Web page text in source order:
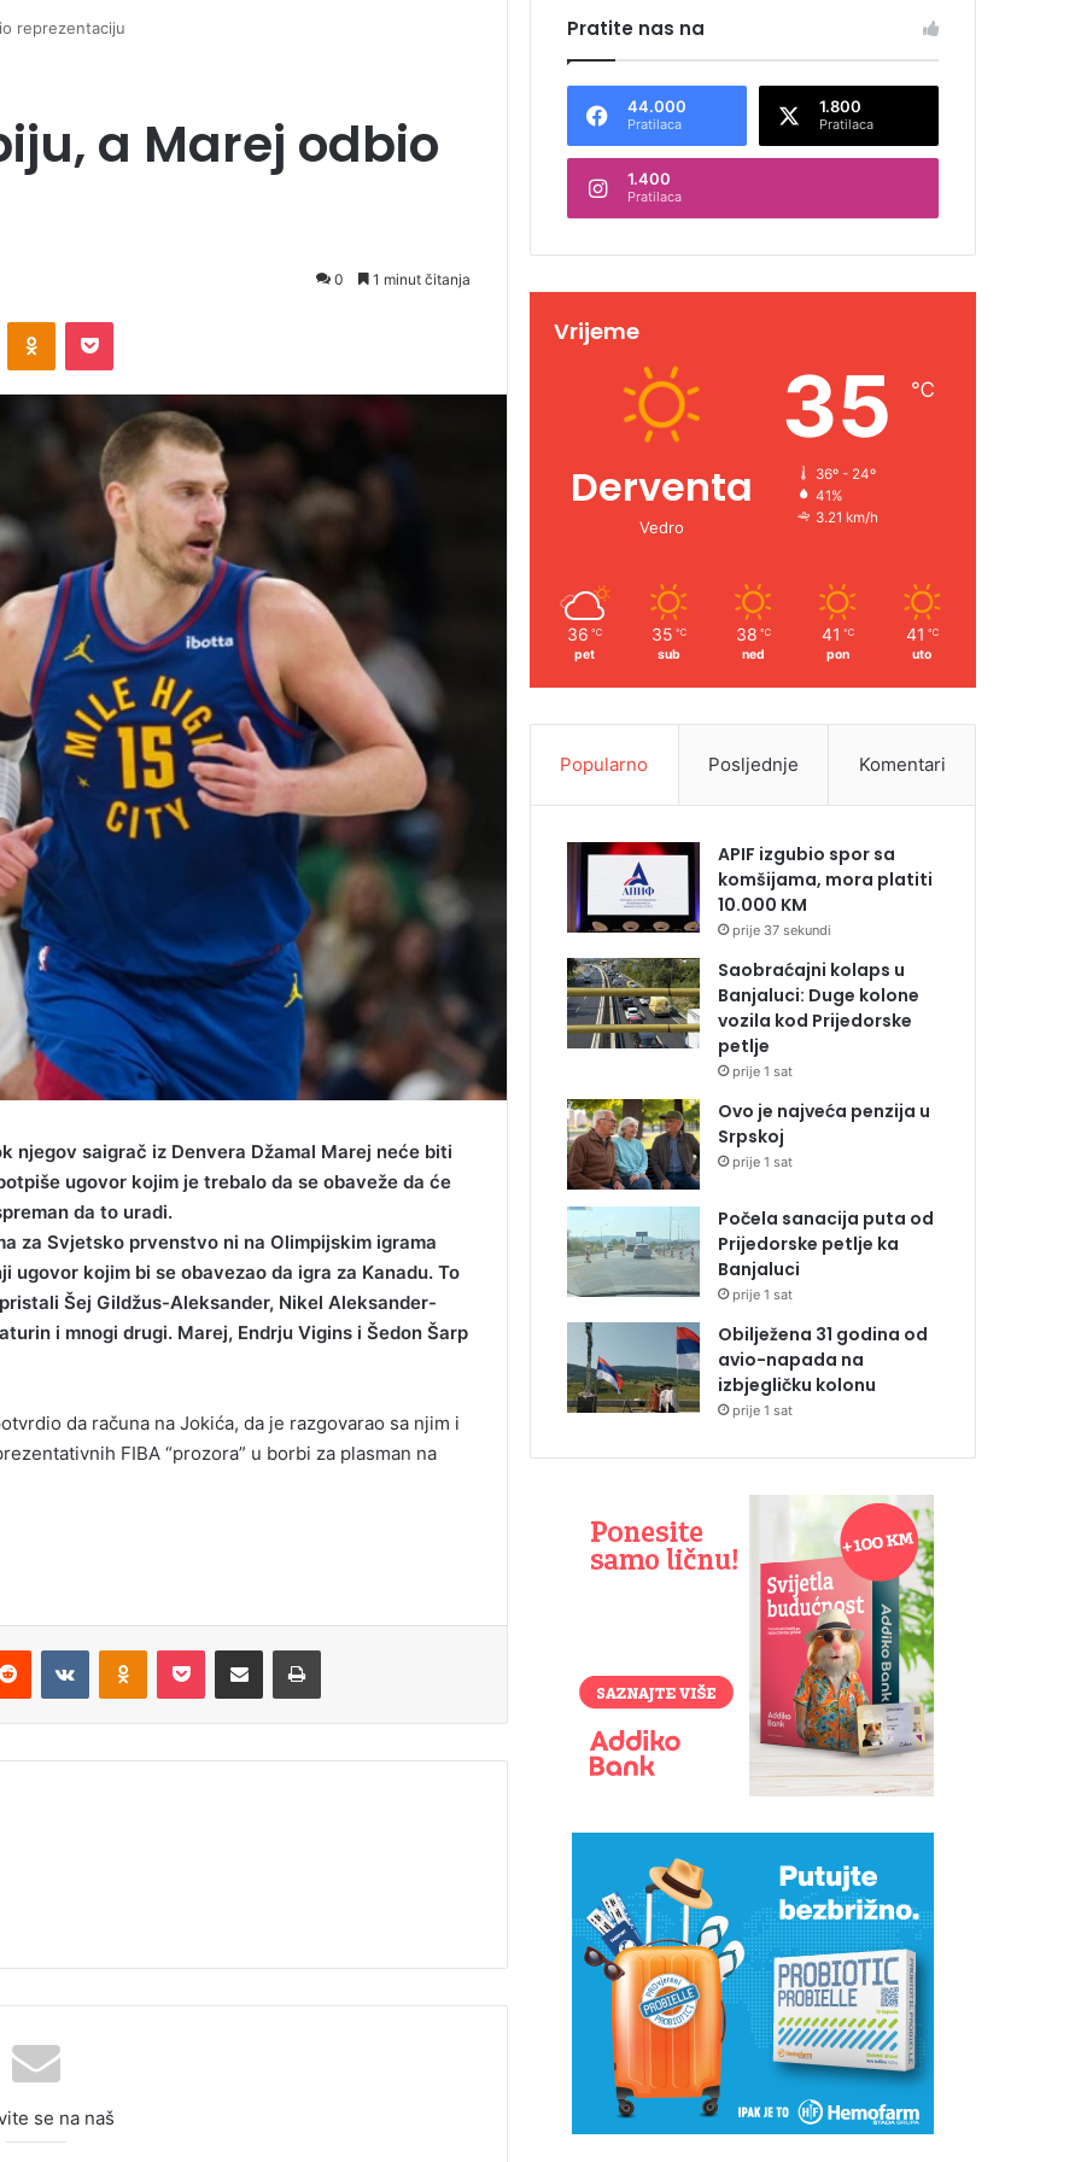
reprezentaciju
a Marej odbio
0 1 minut čitanja
njegov saigrač iz Denvera Džamal Marej neće biti
ugovor kojim je trebalo da se obaveže da će
da to uradi.
za Svjetsko prvenstvo ni na Olimpijskim igrama
kojim bi se obavezao da igra za Kanadu. To
Šej Gildžus-Aleksander, Nikel Aleksander-
i mnogi drugi. Marej, Endrju Vigins i Šedon Šarp
da računa na Jokića, da je razgovarao sa njim i
FIBA “prozora” u borbi za plasman na
se na naš
Pratite nas na
44.000
Pratilaca
1.800
Pratilaca
1.400
Pratilaca
Vrijeme
Derventa
Vedro
35 ℃
36º - 24º
41%
3.21 km/h
36 ℃
pet
35 ℃
sub
38 ℃
ned
41 ℃
pon
41 ℃
uto
Popularno Posljednje Komentari
APIF izgubio spor sa
komšijama, mora platiti
10.000 KM
prije 37 sekundi
Saobraćajni kolaps u
Banjaluci: Duge kolone
vozila kod Prijedorske
petlje
prije 1 sat
Ovo je najveća penzija u
Srpskoj
prije 1 sat
Počela sanacija puta od
Prijedorske petlje ka
Banjaluci
prije 1 sat
Obilježena 31 godina od
avio-napada na
izbjegličku kolonu
prije 1 sat